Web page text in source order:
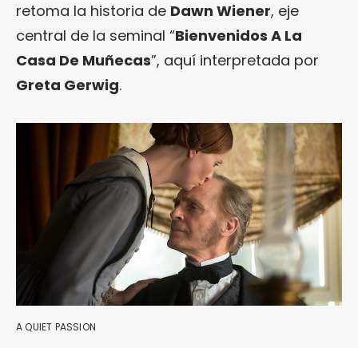
retoma la historia de Dawn Wiener, eje
central de la seminal “Bienvenidos A La
Casa De Muñecas”, aquí interpretada por
Greta Gerwig.
A QUIET PASSION